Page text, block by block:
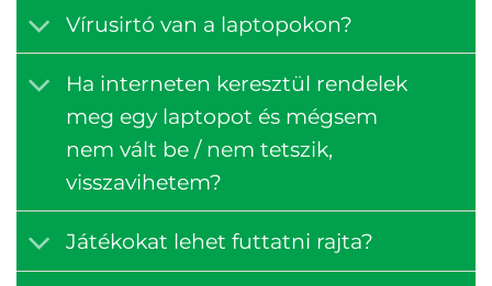
Vírusirtó van a laptopokon?
Ha interneten keresztül rendelek
meg egy laptopot és mégsem
nem vált be / nem tetszik,
visszavihetem?
Játékokat lehet futtatni rajta?